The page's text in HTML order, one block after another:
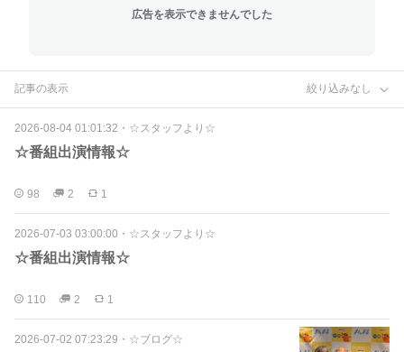
広告を表示できませんでした
記事の表示 絞り込みなし
2026-08-04 01:01:32 ・ ☆スタッフより☆
☆番組出演情報☆
98 2 1
2026-07-03 03:00:00 ・ ☆スタッフより☆
☆番組出演情報☆
110 2 1
2026-07-02 07:23:29 ・ ☆ブログ☆